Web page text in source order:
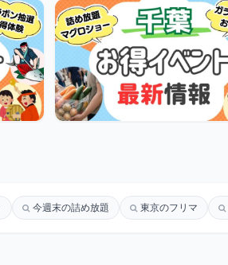
今週末の詰め放題 東京のフリマ